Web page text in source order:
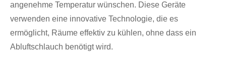
angenehme Temperatur wünschen. Diese Geräte
verwenden eine innovative Technologie, die es
ermöglicht, Räume effektiv zu kühlen, ohne dass ein
Abluftschlauch benötigt wird.